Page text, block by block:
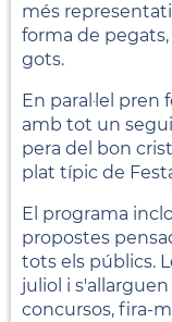
més
forma de
gots.
En paral·lel pren
amb tot un
pera del bon
plat típic de
El programa
propostes
tots els públics.
juliol i
concursos, fira-